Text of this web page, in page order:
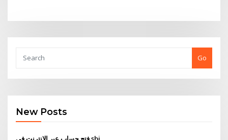
Go
New Posts